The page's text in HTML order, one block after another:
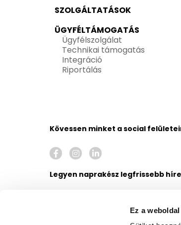
Ez a
SZOLGÁLTATÁSOK
ÜGYFÉLTÁMOGATÁS
Ügyfélszolgálat
Technikai támogatás
Integráció
Riportálás
Kövessen minket a social
Legyen naprakész legfrissebb